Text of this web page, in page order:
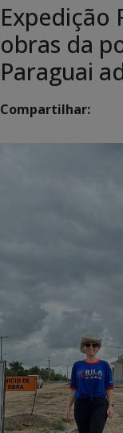
Expedição
obras da
Paraguai
Compartilhar: